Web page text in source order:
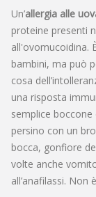
Un’allergia alle
proteine presenti
all'ovomucoidina.
bambini, ma può
cosa
una risposta
semplice
persino con un
bocca, gonfiore
volte anche
all’anafilassi. Non